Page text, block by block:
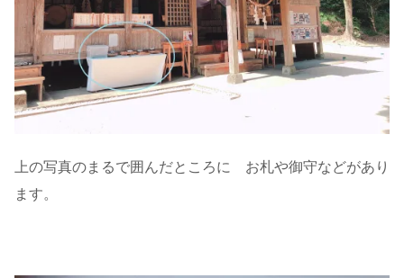
上の写真のまるで囲んだところに お札や御守などがあり
ます。